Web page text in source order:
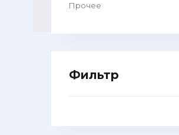
Прочее
Фильтр